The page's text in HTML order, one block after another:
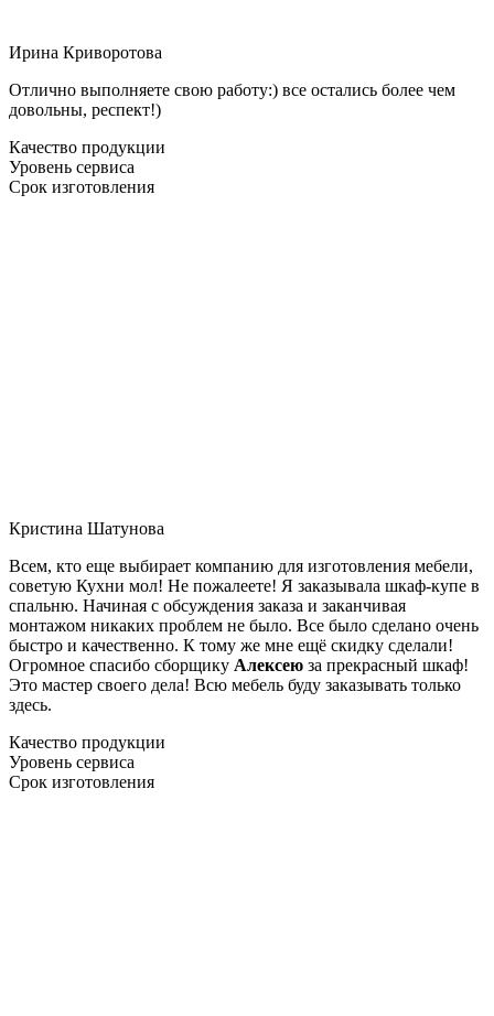
Ирина Криворотова
Отлично выполняете свою работу:) все остались более чем
довольны, респект!)
Качество продукции
Уровень сервиса
Срок изготовления
Кристина Шатунова
Всем, кто еще выбирает компанию для изготовления мебели,
советую Кухни мол! Не пожалеете! Я заказывала шкаф-купе в
спальню. Начиная с обсуждения заказа и заканчивая
монтажом никаких проблем не было. Все было сделано очень
быстро и качественно. К тому же мне ещё скидку сделали!
Огромное спасибо сборщику Алексею за прекрасный шкаф!
Это мастер своего дела! Всю мебель буду заказывать только
здесь.
Качество продукции
Уровень сервиса
Срок изготовления